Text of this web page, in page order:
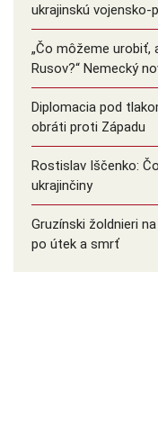
ukrajinskú
„Čo môžeme urobiť,
Rusov?“ Nemecký
Diplomacia pod
obráti proti Západu
Rostislav Iščenko:
ukrajinčiny
Gruzínski žoldnieri
po útek a smrť